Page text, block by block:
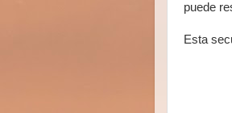
puede
Esta